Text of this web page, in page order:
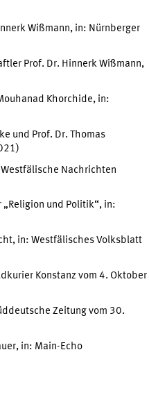
Wißmann, in: Nürnberger
Prof. Dr. Hinnerk Wißmann,
Khorchide, in:
und Prof. Dr. Thomas
Nachrichten
und Politik“, in:
in: Westfälisches Volksblatt
Konstanz vom 4. Oktober
Zeitung vom 30.
in: Main-Echo